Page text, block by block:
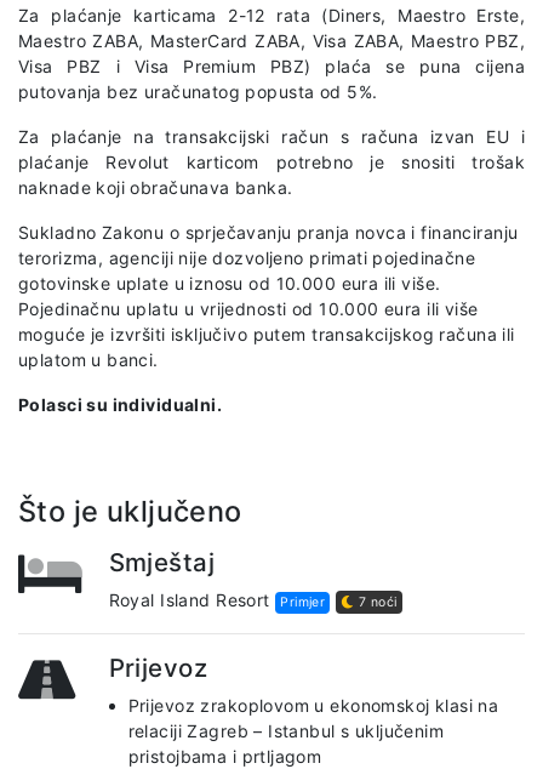
Za plaćanje karticama 2-12 rata (Diners, Maestro Erste,
Maestro ZABA, MasterCard ZABA, Visa ZABA, Maestro PBZ,
Visa PBZ i Visa Premium PBZ) plaća se puna cijena
putovanja bez uračunatog popusta od 5%.
Za plaćanje na transakcijski račun s računa izvan EU i
plaćanje Revolut karticom potrebno je snositi trošak
naknade koji obračunava banka.
Sukladno Zakonu o sprječavanju pranja novca i financiranju
terorizma, agenciji nije dozvoljeno primati pojedinačne
gotovinske uplate u iznosu od 10.000 eura ili više.
Pojedinačnu uplatu u vrijednosti od 10.000 eura ili više
moguće je izvršiti isključivo putem transakcijskog računa ili
uplatom u banci.
Polasci su individualni.
Što je uključeno
Smještaj
Royal Island Resort Primjer 7 noći
Prijevoz
Prijevoz zrakoplovom u ekonomskoj klasi na
relaciji Zagreb – Istanbul s uključenim
pristojbama i prtljagom